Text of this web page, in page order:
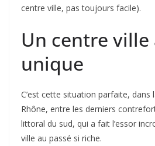
centre ville, pas toujours facile).
Un centre ville
unique
C’est cette situation parfaite, dans
Rhône, entre les derniers
littoral du sud, qui a fait l’essor
ville au passé si riche.